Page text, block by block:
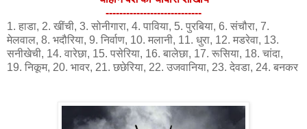
----------------------------
1. हाडा, 2. खींची, 3. सोनीगारा, 4. पाविया, 5. पुरबिया, 6. संचौरा, 7.
मेलवाल, 8. भदौरिया, 9. निर्वाण, 10. मलानी, 11. धुरा, 12. मडरेवा, 13.
सनीखेची, 14. वारेछा, 15. पसेरिया, 16. बालेछा, 17. रूसिया, 18. चांदा,
19. निकूम, 20. भावर, 21. छछेरिया, 22. उजवानिया, 23. देवडा, 24. बनकर